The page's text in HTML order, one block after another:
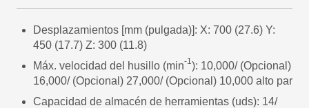
Desplazamientos [mm (pulgada)]: X: 700 (27.6) Y:
450 (17.7) Z: 300 (11.8)
Máx. velocidad del husillo (min-1): 10,000/ (Opcional)
16,000/ (Opcional) 27,000/ (Opcional) 10,000 alto par
Capacidad de almacén de herramientas (uds): 14/